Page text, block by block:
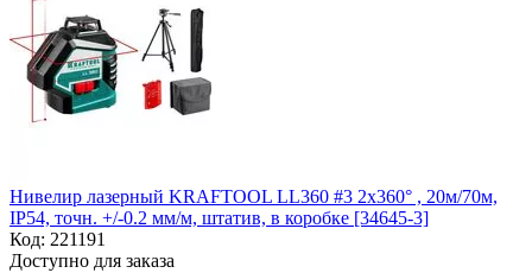
Нивелир лазерный KRAFTOOL LL360 #3 2х360° , 20м/70м,
IP54, точн. +/-0.2 мм/м, штатив, в коробке [34645-3]
Код: 221191
Доступно для заказа